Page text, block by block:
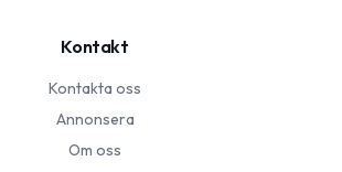
Kontakt
Kontakta oss
Annonsera
Om oss